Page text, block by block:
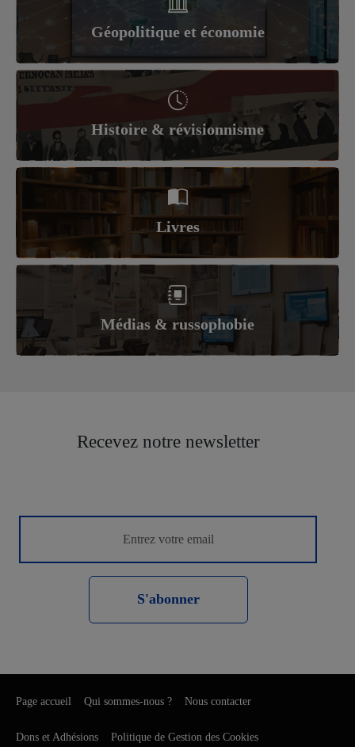
Géopolitique et économie
Histoire & révisionnisme
Livres
Médias & russophobie
Recevez notre newsletter
S'abonner
Page accueil Qui sommes-nous ? Nous contacter
Dons et Adhésions Politique de Gestion des Cookies